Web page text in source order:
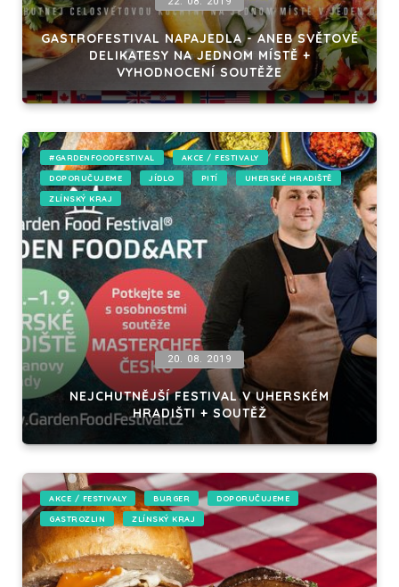
GASTROFESTIVAL NAPAJEDLA - ANEB SVĚTOVÉ
DELIKATESY NA JEDNOM MÍSTĚ +
VYHODNOCENÍ SOUTĚŽE
#GARDENFOODFESTIVAL AKCE / FESTIVALY
DOPORUČUJEME JÍDLO PITÍ UHERSKÉ HRADIŠTĚ
ZLÍNSKÝ KRAJ
20. 08. 2019
NEJCHUTNĚJŠÍ FESTIVAL V UHERSKÉM
HRADIŠTI + SOUTĚŽ
AKCE / FESTIVALY BURGER DOPORUČUJEME
GASTROZLIN ZLÍNSKÝ KRAJ